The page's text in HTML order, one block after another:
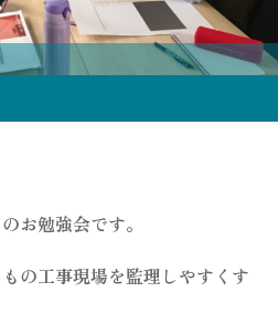
お勉強会です。
の工事現場を監理しやすくす